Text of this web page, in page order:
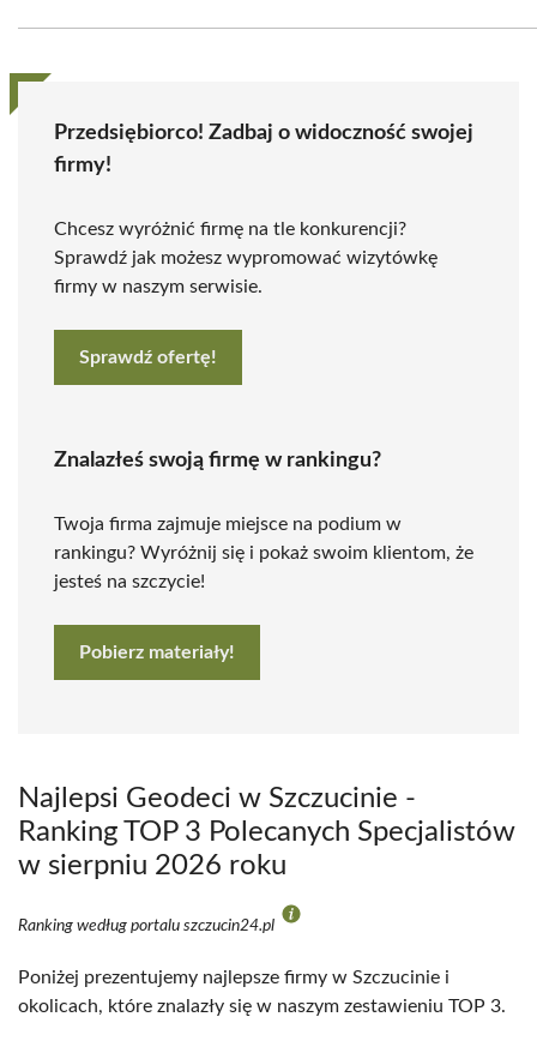
Przedsiębiorco! Zadbaj o widoczność swojej
firmy!
Chcesz wyróżnić firmę na tle konkurencji?
Sprawdź jak możesz wypromować wizytówkę
firmy w naszym serwisie.
Sprawdź ofertę!
Znalazłeś swoją firmę w rankingu?
Twoja firma zajmuje miejsce na podium w
rankingu? Wyróżnij się i pokaż swoim klientom, że
jesteś na szczycie!
Pobierz materiały!
Najlepsi Geodeci w Szczucinie -
Ranking TOP 3 Polecanych Specjalistów
w sierpniu 2026 roku
Ranking według portalu szczucin24.pl
Poniżej prezentujemy najlepsze firmy w Szczucinie i
okolicach, które znalazły się w naszym zestawieniu TOP 3.